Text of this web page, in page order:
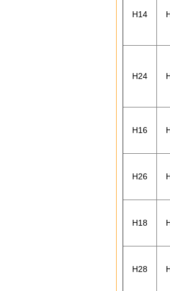
H14
H24
H16
H26
H18
H28